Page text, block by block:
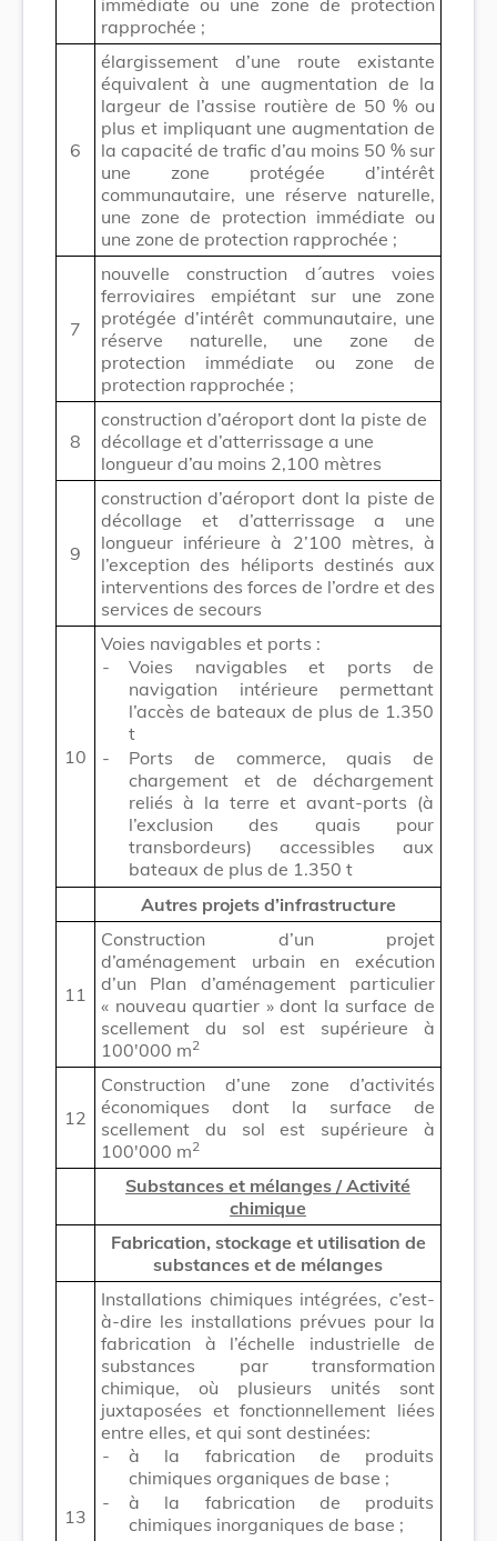
rapprochée ;
6
élargissement d’une route existante
équivalent à une augmentation de la
largeur de l’assise routière de 50 % ou
plus et impliquant une augmentation de
la capacité de trafic d’au moins 50 % sur
une zone protégée d’intérêt
communautaire, une réserve naturelle,
une zone de protection immédiate ou
une zone de protection rapprochée ;
7
nouvelle construction d´autres voies
ferroviaires empiétant sur une zone
protégée d’intérêt communautaire, une
réserve naturelle, une zone de
protection immédiate ou zone de
protection rapprochée ;
8
construction d’aéroport dont la piste de
décollage et d’atterrissage a une
longueur d’au moins 2,100 mètres
9
construction d’aéroport dont la piste de
décollage et d’atterrissage a une
longueur inférieure à 2’100 mètres, à
l’exception des héliports destinés aux
interventions des forces de l’ordre et des
services de secours
10
Voies navigables et ports :
-
Voies navigables et ports de
navigation intérieure permettant
l’accès de bateaux de plus de 1.350
t
-
Ports de commerce, quais de
chargement et de déchargement
reliés à la terre et avant-ports (à
l’exclusion des quais pour
transbordeurs) accessibles aux
bateaux de plus de 1.350 t
Autres projets d’infrastructure
11
Construction d’un projet
d’aménagement urbain en exécution
d’un Plan d’aménagement particulier
« nouveau quartier » dont la surface de
scellement du sol est supérieure à
100'000 m2
12
Construction d’une zone d’activités
économiques dont la surface de
scellement du sol est supérieure à
100'000 m2
Substances et mélanges / Activité
chimique
Fabrication, stockage et utilisation de
substances et de mélanges
13
Installations chimiques intégrées, c’est-
à-dire les installations prévues pour la
fabrication à l’échelle industrielle de
substances par transformation
chimique, où plusieurs unités sont
juxtaposées et fonctionnellement liées
entre elles, et qui sont destinées:
-
à la fabrication de produits
chimiques organiques de base ;
-
à la fabrication de produits
chimiques inorganiques de base ;